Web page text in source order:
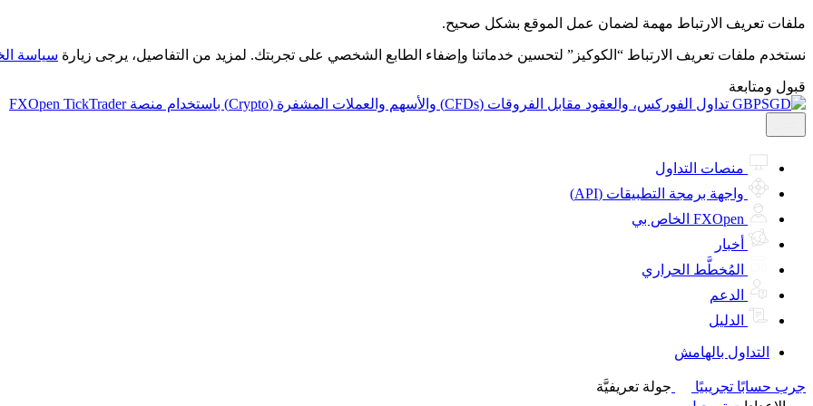
ملفات تعريف الارتباط مهمة لضمان عمل الموقع بشكل صحيح.
نستخدم ملفات تعريف الارتباط “الكوكيز” لتحسين خدماتنا وإضفاء الطابع الشخصي على تجربتك. لمزيد من التفاصيل، يرجى زيارة سياسة
قبول ومتابعة
منصات التداول
واجهة برمجة التطبيقات (API)
FXOpen الخاص بي
أخبار
المُخطَّط الحراري
الدعم
الدليل
التداول بالهامش
جرب حسابًا تجريبيًا
جولة تعريفيَّة